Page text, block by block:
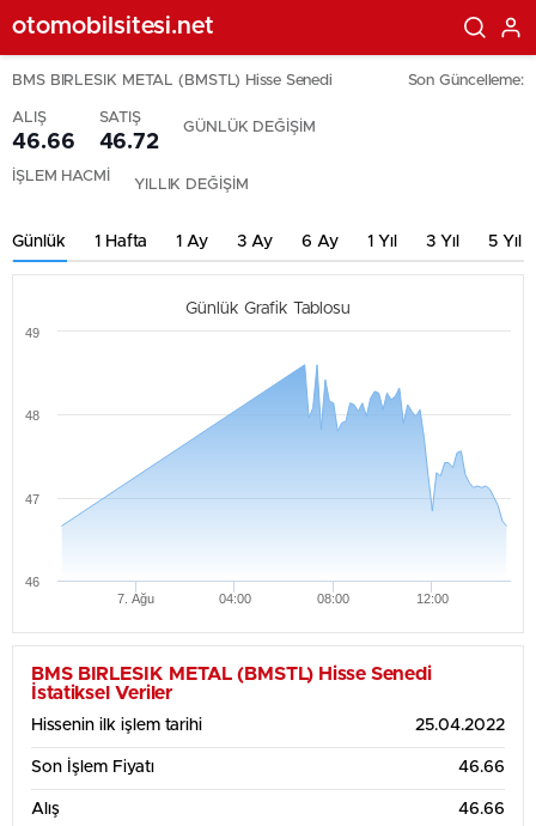
otomobilsitesi.net
BMS BIRLESIK METAL (BMSTL) Hisse Senedi Son Güncelleme:
ALIŞ
46.66
SATIŞ
46.72
GÜNLÜK DEĞİŞİM
İŞLEM HACMİ YILLIK DEĞİŞİM
Günlük 1 Hafta 1 Ay 3 Ay 6 Ay 1 Yıl 3 Yıl 5 Yıl
Günlük Grafik Tablosu
7. Ağu 04:00 08:00 12:00
46
47
48
49
BMS BIRLESIK METAL (BMSTL) Hisse Senedi
İstatiksel Veriler
Hissenin ilk işlem tarihi 25.04.2022
Son İşlem Fiyatı 46.66
Alış 46.66